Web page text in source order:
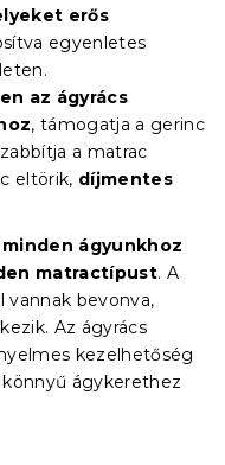
erős
egyenletes
az ágyrács
, támogatja a gerinc
a matrac
eltörik, díjmentes
ágyunkhoz
matractípust. A
vannak bevonva,
Az ágyrács
kezelhetőség
ágykerethez